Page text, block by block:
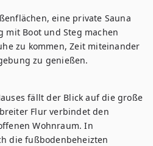
eine private Sauna
mit Boot und Steg machen
zu kommen, Zeit miteinander
zu genießen.
fällt der Blick auf die große
Flur verbindet den
Wohnraum. In
die fußbodenbeheizten